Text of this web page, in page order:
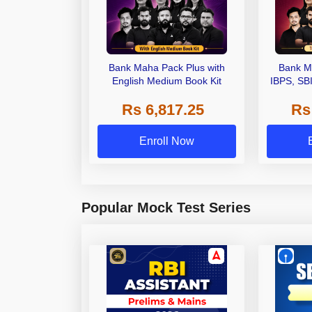
Bank Maha Pack Plus with
English Medium Book Kit
Rs 6,817.25
Enroll Now
Bank
IBPS,
Other
Popular Mock Test Series